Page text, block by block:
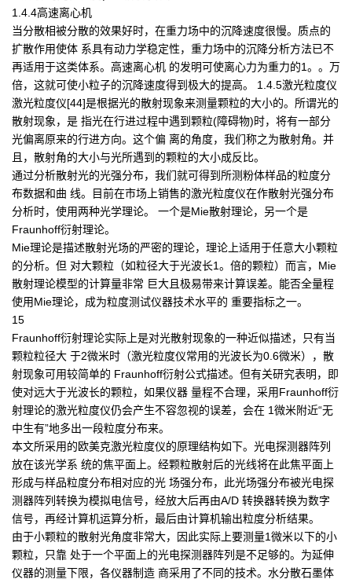
1.4.4高速离心机
当分散相被分散的效果好时，在重力场中的沉降速度很慢。质点的
扩散作用使体 系具有动力学稳定性，重力场中的沉降分析方法已不
再适用于这类体系。高速离心机 的发明可使离心力为重力的1。。万
倍，这就可使小粒子的沉降速度得到极大的提高。 1.4.5激光粒度仪
激光粒度仪[44]是根据光的散射现象来测量颗粒的大小的。所谓光的
散射现象，是 指光在行进过程中遇到颗粒(障碍物)时，将有一部分
光偏离原来的行进方向。这个偏 离的角度，我们称之为散射角。并
且，散射角的大小与光所遇到的颗粒的大小成反比。
通过分析散射光的光强分布，我们就可得到所测粉体样品的粒度分
布数据和曲 线。目前在市场上销售的激光粒度仪在作散射光强分布
分析时，使用两种光学理论。 一个是Mie散射理论，另一个是
Fraunhoff衍射理论。
Mie理论是描述散射光场的严密的理论，理论上适用于任意大小颗粒
的分析。但 对大颗粒（如粒径大于光波长1。倍的颗粒）而言，Mie
散射理论模型的计算量非常 巨大且极易带来计算误差。能否全量程
使用Mie理论，成为粒度测试仪器技术水平的 重要指标之一。
15
Fraunhoff衍射理论实际上是对光散射现象的一种近似描述，只有当
颗粒粒径大 于2微米时（激光粒度仪常用的光波长为0.6微米），散
射现象可用较简单的 Fraunhoff衍射公式描述。但有关研究表明，即
使对远大于光波长的颗粒，如果仪器 量程不合理，采用Fraunhoff衍
射理论的激光粒度仪仍会产生不容忽视的误差，会在 1微米附近“无
中生有”地多出一段粒度分布来。
本文所采用的欧美克激光粒度仪的原理结构如下。光电探测器阵列
放在该光学系 统的焦平面上。经颗粒散射后的光线将在此焦平面上
形成与样品粒度分布相对应的光 场强分布，此光场强分布被光电探
测器阵列转换为模拟电信号，经放大后再由A/D 转换器转换为数字
信号，再经计算机运算分析，最后由计算机输出粒度分析结果。
由于小颗粒的散射光角度非常大，因此实际上要测量1微米以下的小
颗粒，只靠 处于一个平面上的光电探测器阵列是不足够的。为延伸
仪器的测量下限，各仪器制造 商采用了不同的技术。水分散石墨体